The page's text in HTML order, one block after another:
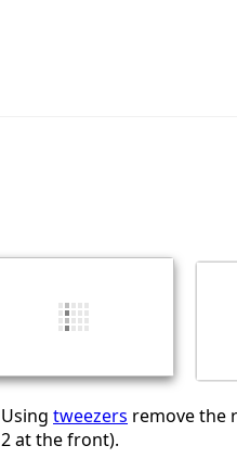
Using tweezers remove the
2 at the front).